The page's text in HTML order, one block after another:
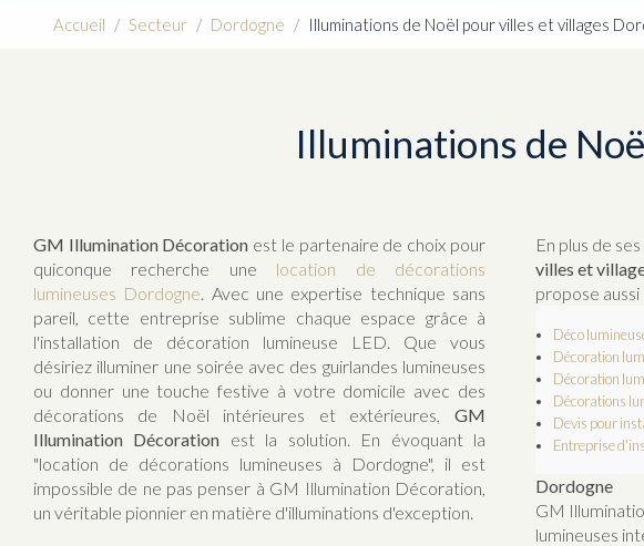
Accueil Secteur Dordogne Illuminations de Noël pour villes et villages
Illuminations de
GM Illumination Décoration est le partenaire de choix pour
quiconque recherche une location de décorations
lumineuses Dordogne. Avec une expertise technique sans
pareil, cette entreprise sublime chaque espace grâce à
l'installation de décoration lumineuse LED. Que vous
désiriez illuminer une soirée avec des guirlandes lumineuses
ou donner une touche festive à votre domicile avec des
décorations de Noël intérieures et extérieures, GM
Illumination Décoration est la solution. En évoquant la
"location de décorations lumineuses à Dordogne", il est
impossible de ne pas penser à GM Illumination Décoration,
un véritable pionnier en matière d'illuminations d'exception.
En plus de
villes et
propose aussi
Déco
Décoration
Décoration
Décorations
Devis pour
Entreprise
Dordogne
GM
lumineuses